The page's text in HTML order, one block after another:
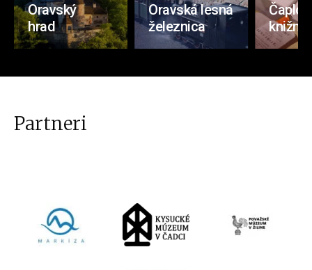
Oravský
hrad
Oravská lesná
železnica
Partneri